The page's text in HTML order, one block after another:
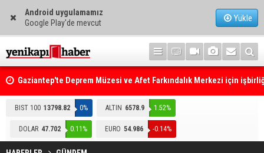
Android uygulamamız
Google Play'de mevcut
Yükle
Gaziantep'te Deprem Müzesi ve Afet Farkındalık Merkezi için
protokolü imzalandı
Resmi Gazete'de Bugün
BIST 100 13798.82 0% ALTIN 6578.9 1.52%
DOLAR 47.702 0.11% EURO 54.986 -0.14%